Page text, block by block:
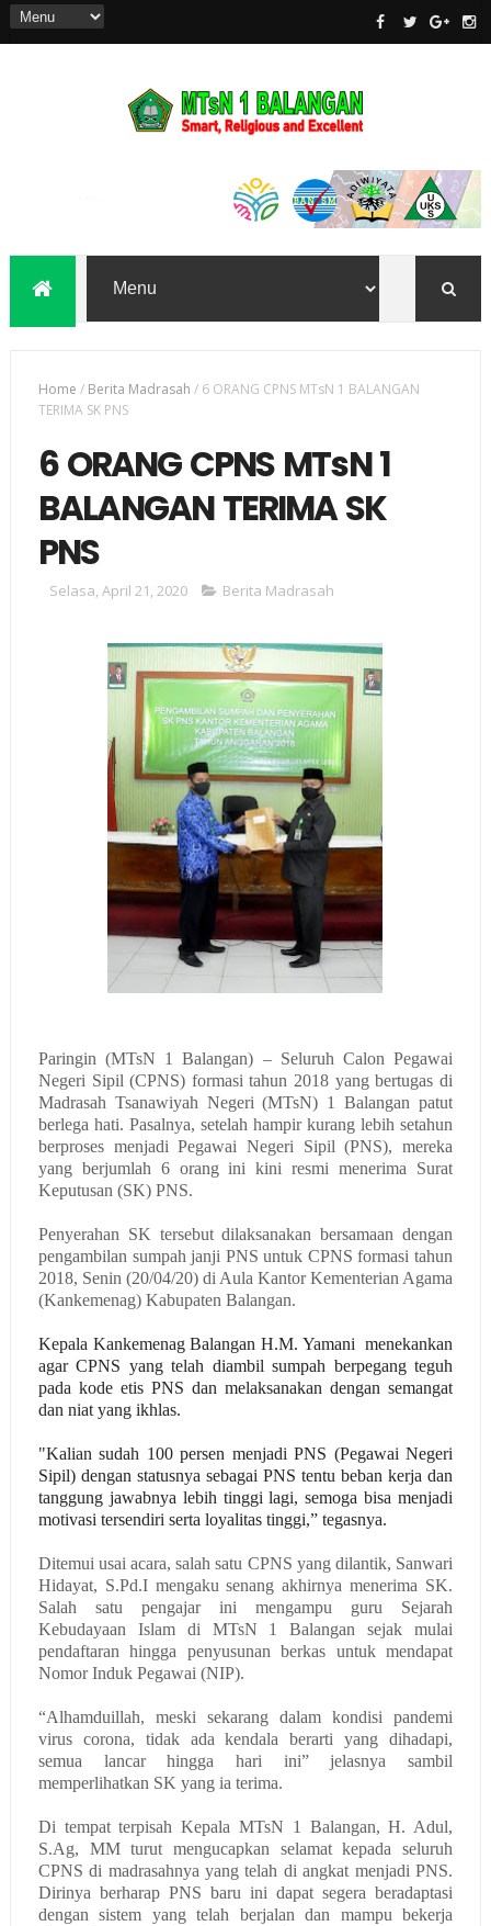
Home / Berita Madrasah / 6 ORANG CPNS MTsN 1 BALANGAN
TERIMA SK PNS
6 ORANG CPNS MTsN 1
BALANGAN TERIMA SK
PNS
Selasa, April 21, 2020 Berita Madrasah
Paringin (MTsN 1 Balangan) – Seluruh Calon Pegawai
Negeri Sipil (CPNS) formasi tahun 2018 yang bertugas di
Madrasah Tsanawiyah Negeri (MTsN) 1 Balangan patut
berlega hati. Pasalnya, setelah hampir kurang lebih setahun
berproses menjadi Pegawai Negeri Sipil (PNS), mereka
yang berjumlah 6 orang ini kini resmi menerima Surat
Keputusan (SK) PNS.
Penyerahan SK tersebut dilaksanakan bersamaan dengan
pengambilan sumpah janji PNS untuk CPNS formasi tahun
2018, Senin (20/04/20) di Aula Kantor Kementerian Agama
(Kankemenag) Kabupaten Balangan.
Kepala Kankemenag Balangan H.M. Yamani menekankan
agar CPNS yang telah diambil sumpah berpegang teguh
pada kode etis PNS dan melaksanakan dengan semangat
dan niat yang ikhlas.
"Kalian sudah 100 persen menjadi PNS (Pegawai Negeri
Sipil) dengan statusnya sebagai PNS tentu beban kerja dan
tanggung jawabnya lebih tinggi lagi, semoga bisa menjadi
motivasi tersendiri serta loyalitas tinggi,” tegasnya.
Ditemui usai acara, salah satu CPNS yang dilantik, Sanwari
Hidayat, S.Pd.I mengaku senang akhirnya menerima SK.
Salah satu pengajar ini mengampu guru Sejarah
Kebudayaan Islam di MTsN 1 Balangan sejak mulai
pendaftaran hingga penyusunan berkas untuk mendapat
Nomor Induk Pegawai (NIP).
“Alhamduillah, meski sekarang dalam kondisi pandemi
virus corona, tidak ada kendala berarti yang dihadapi,
semua lancar hingga hari ini” jelasnya sambil
memperlihatkan SK yang ia terima.
Di tempat terpisah Kepala MTsN 1 Balangan, H. Adul,
S.Ag, MM turut mengucapkan selamat kepada seluruh
CPNS di madrasahnya yang telah di angkat menjadi PNS.
Dirinya berharap PNS baru ini dapat segera beradaptasi
dengan sistem yang telah berjalan dan mampu bekerja